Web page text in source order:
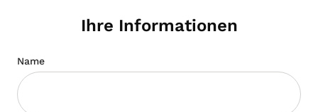
Ihre Informationen
Name